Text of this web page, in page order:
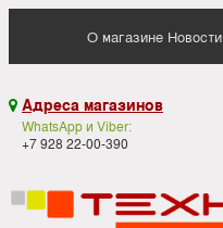
О магазине Новости
 Адреса магазинов
WhatsApp и Viber:
+7 928 22-00-390